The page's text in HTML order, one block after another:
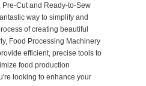
Pre-Cut and Ready-to-Sew
way to simplify and
of creating beautiful
Food Processing Machinery
efficient, precise tools to
food production
looking to enhance your